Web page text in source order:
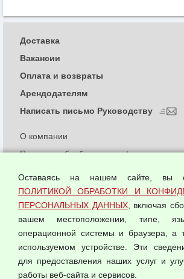
© 2026 ООО "Феникс"
О компании
Политика обработки и
Согласием на обработку персональных
Оферта оптовой купли-продажи
Публичная оферта
Доставка
Вакансии
Оплата и возвраты
Арендодателям
Написать письмо Руководству
Оставаясь на нашем сайте, вы
ПОЛИТИКОЙ ОБРАБОТКИ И
ПЕРСОНАЛЬНЫХ ДАННЫХ, включая
вашем местоположении, типе,
операционной системы и браузера, а
используемом устройстве. Эти
для предоставления наших услуг и
работы веб-сайта и сервисов.